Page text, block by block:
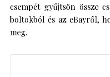
csempét gyűjtsön össze
boltokból és az eBayről,
meg.